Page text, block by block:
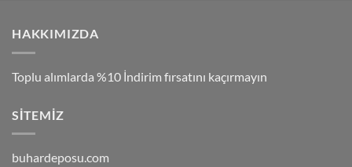
HAKKIMIZDA
Toplu alımlarda %10 İndirim fırsatını kaçırmayın
SITEMIZ
buhardeposu.com